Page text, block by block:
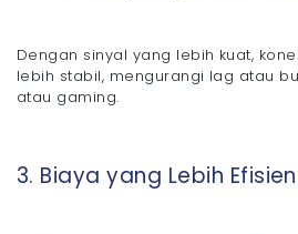
Dengan sinyal yang lebih kuat,
lebih stabil, mengurangi lag atau
atau gaming.
3. Biaya yang Lebih Efisien